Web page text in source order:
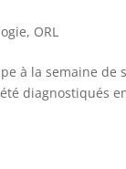
, ORL
à la semaine
diagnostiqués